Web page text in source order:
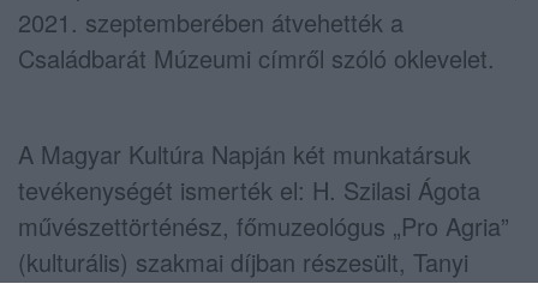
2021. szeptemberében átvehették a
Családbarát Múzeumi címről szóló oklevelet.
A Magyar Kultúra Napján két munkatársuk
tevékenységét ismerték el: H. Szilasi Ágota
művészettörténész, főmuzeológus „Pro Agria”
(kulturális) szakmai díjban részesült, Tanyi